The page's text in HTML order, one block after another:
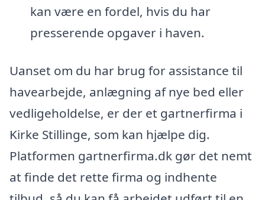
kan være en fordel, hvis du har
presserende opgaver i haven.
Uanset om du har brug for assistance til
havearbejde, anlægning af nye bed eller
vedligeholdelse, er der et gartnerfirma i
Kirke Stillinge, som kan hjælpe dig.
Platformen gartnerfirma.dk gør det nemt
at finde det rette firma og indhente